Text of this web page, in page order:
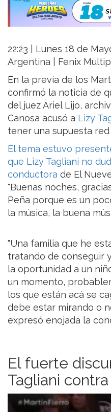
22:23 | Lunes 18 de
Argentina | Fenix
En la previa de los
confirmó la noticia de
del juez Ariel Lijo,
Canosa acusó a Lizy
tener una supuesta
El tema estuvo
que Lizy Tagliani no
conductora de El
"Buenas noches,
Peña porque es un
la música, la buena
"Una familia que he
tratando de conseguir
la oportunidad a un
un momento,
los que están acá se
debe estar mirando o
expresó enojada la
El fuerte
Tagliani